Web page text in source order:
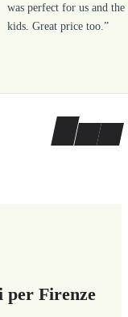
was perfect for us and the
kids. Great price too.”
per Firenze